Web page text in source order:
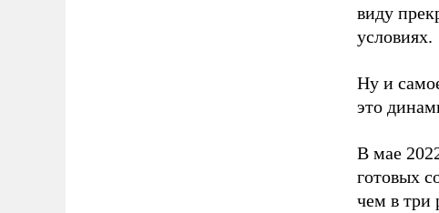
виду
условиях.
Ну и
это
В мае
готовых
чем в три